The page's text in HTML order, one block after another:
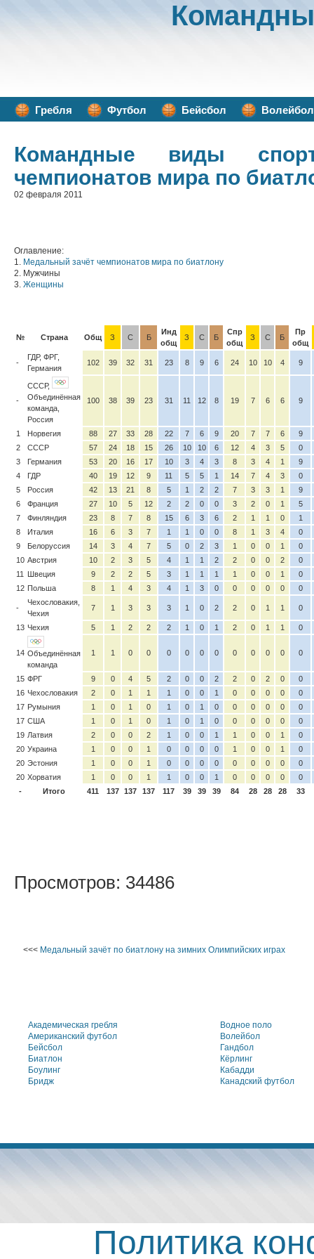
Гребля Футбол Бейсбол Волейбол
Командные виды
чемпионатов мира по
02 февраля 2011
Оглавление:
1. Медальный зачёт чемпионатов мира по биатлону
2. Мужчины
3. Женщины
№ Страна Общ З С Б
Инд
общ
З С Б
Спр
общ
З С Б
Пр
общ
-
ГДР, ФРГ,
Германия
102 39 32 31 23 8 9 6 24 10 10 4 9
-
СССР,
Объединённая
команда,
Россия
100 38 39 23 31 11 12 8 19 7 6 6 9
1 Норвегия 88 27 33 28 22 7 6 9 20 7 7 6
9
2
СССР 57 24 18 15 26 10 10 6 12 4 3 5
0
3
Германия 53 20 16 17 10 3 4 3 8 3 4 1
9
4
ГДР 40 19 12 9 11 5 5 1 14 7 4 3
0
5
Россия 42 13 21 8 5 1 2 2 7 3 3 1
9
6
Франция 27 10 5 12 2 2 0 0 3 2 0 1
5
7
Финляндия 23 8 7 8 15 6 3 6 2 1 1 0
1
8
Италия 16 6 3 7 1 1 0 0 8 1 3 4
0
9
Белоруссия 14 3 4 7 5 0 2 3 1 0 0 1
0
10 Австрия 10 2 3 5 4 1 1 2 2 0 0 2
0
11
Швеция 9 2 2 5 3 1 1 1 1 0 0 1
0
12 Польша 8 1 4 3 4 1 3 0 0 0 0 0 0
-
Чехословакия,
Чехия
7 1 3 3 3 1 0 2 2 0 1 1 0
13 Чехия 5 1 2 2 2 1 0 1 2 0 1 1 0
14 Объединённая
команда
1 1 0 0 0 0 0 0 0 0 0 0 0
15 ФРГ 9 0 4 5 2 0 0 2 2 0 2 0
0
16 Чехословакия 2 0 1 1 1 0 0 1 0 0 0 0
0
17 Румыния 1 0 1 0 1 0 1 0 0 0 0 0
0
17 США 1 0 1 0 1 0 1 0 0 0 0 0
0
19 Латвия 2 0 0 2 1 0 0 1 1 0 0 1
0
20 Украина 1 0 0 1 0 0 0 0 1 0 0 1
0
20 Эстония 1 0 0 1 0 0 0 0 0 0 0 0
0
20 Хорватия 1 0 0 1 1 0 0 1 0 0 0 0
0
-
Итого 411 137 137 137 117 39 39 39 84 28 28 28 33
Просмотров: 34486
<<< Медальный зачёт по биатлону на зимних Олимпийских играх
Академическая гребля
Американский футбол
Бейсбол
Биатлон
Боулинг
Бридж
Водное поло
Волейбол
Гандбол
Кёрлинг
Кабадди
Канадский футбол
Политика